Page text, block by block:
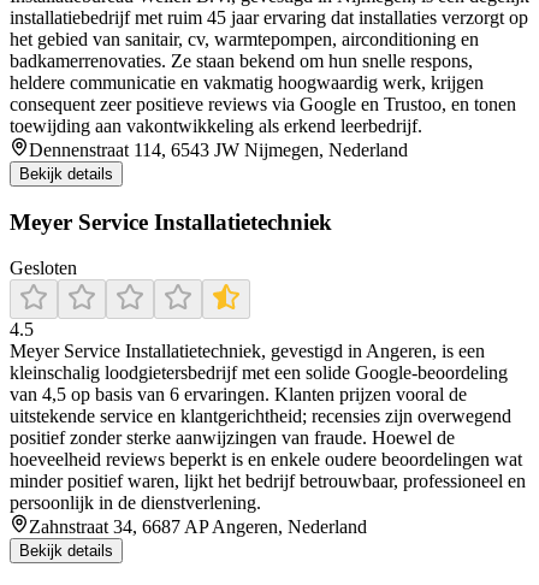
installatiebedrijf met ruim 45 jaar ervaring dat installaties verzorgt op
het gebied van sanitair, cv, warmtepompen, airconditioning en
badkamerrenovaties. Ze staan bekend om hun snelle respons,
heldere communicatie en vakmatig hoogwaardig werk, krijgen
consequent zeer positieve reviews via Google en Trustoo, en tonen
toewijding aan vakontwikkeling als erkend leerbedrijf.
Dennenstraat 114, 6543 JW Nijmegen, Nederland
Bekijk details
Meyer Service Installatietechniek
Gesloten
4.5
Meyer Service Installatietechniek, gevestigd in Angeren, is een
kleinschalig loodgietersbedrijf met een solide Google-beoordeling
van 4,5 op basis van 6 ervaringen. Klanten prijzen vooral de
uitstekende service en klantgerichtheid; recensies zijn overwegend
positief zonder sterke aanwijzingen van fraude. Hoewel de
hoeveelheid reviews beperkt is en enkele oudere beoordelingen wat
minder positief waren, lijkt het bedrijf betrouwbaar, professioneel en
persoonlijk in de dienstverlening.
Zahnstraat 34, 6687 AP Angeren, Nederland
Bekijk details